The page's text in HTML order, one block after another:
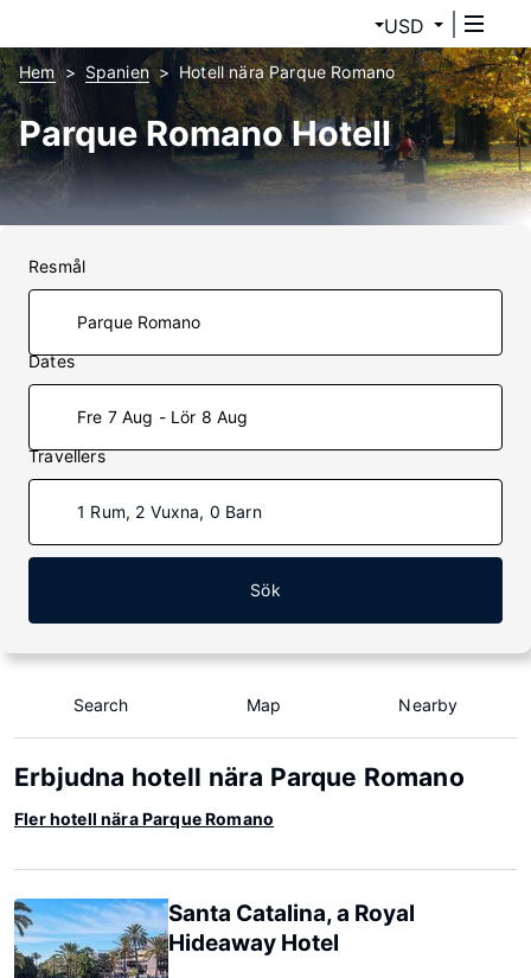
USD
Hem Spanien Hotell nära Parque Romano
Parque Romano Hotell
Resmål
Dates
Fre 7 Aug - Lör 8 Aug
Travellers
1 Rum, 2 Vuxna, 0 Barn
Sök
Search Map Nearby
Erbjudna hotell nära Parque Romano
Fler hotell nära Parque Romano
Santa Catalina, a Royal
Hideaway Hotel